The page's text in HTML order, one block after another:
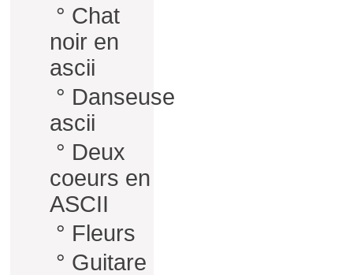
° Chat
noir en
ascii
° Danseuse
ascii
° Deux
coeurs en
ASCII
° Fleurs
° Guitare